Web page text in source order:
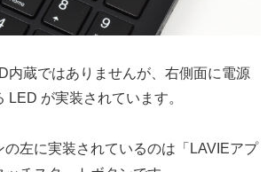
内蔵ではありませんが、右側面に電源
LED が実装されています。
の左に実装されているのは「LAVIEアプ